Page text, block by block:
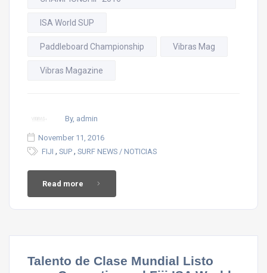
ISA World SUP
Paddleboard Championship Vibras Mag
Vibras Magazine
By, admin
November 11, 2016
FIJI , SUP , SURF NEWS / NOTICIAS
Read more
Talento de Clase Mundial Listo